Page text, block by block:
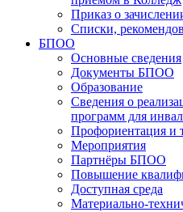
Приказ о
Списки,
БПОО
Основные сведения
Документы БПОО
Образование
Сведения о
программ для
Профориентация и
Мероприятия
Партнёры БПОО
Повышение
Доступная среда
Материально-